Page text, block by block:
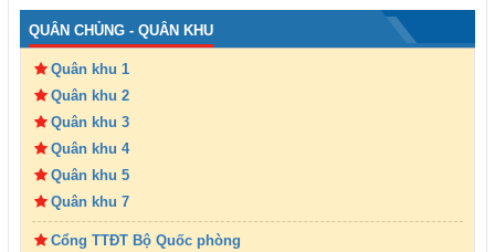
QUÂN CHỦNG - QUÂN KHU
Quân khu 1
Quân khu 2
Quân khu 3
Quân khu 4
Quân khu 5
Quân khu 7
Cổng TTĐT Bộ Quốc phòng